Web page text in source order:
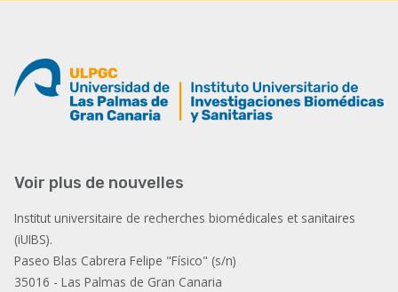
Voir plus de nouvelles
Institut universitaire de recherches biomédicales et sanitaires
(iUIBS).
Paseo Blas Cabrera Felipe "Físico" (s/n)
35016 - Las Palmas de Gran Canaria